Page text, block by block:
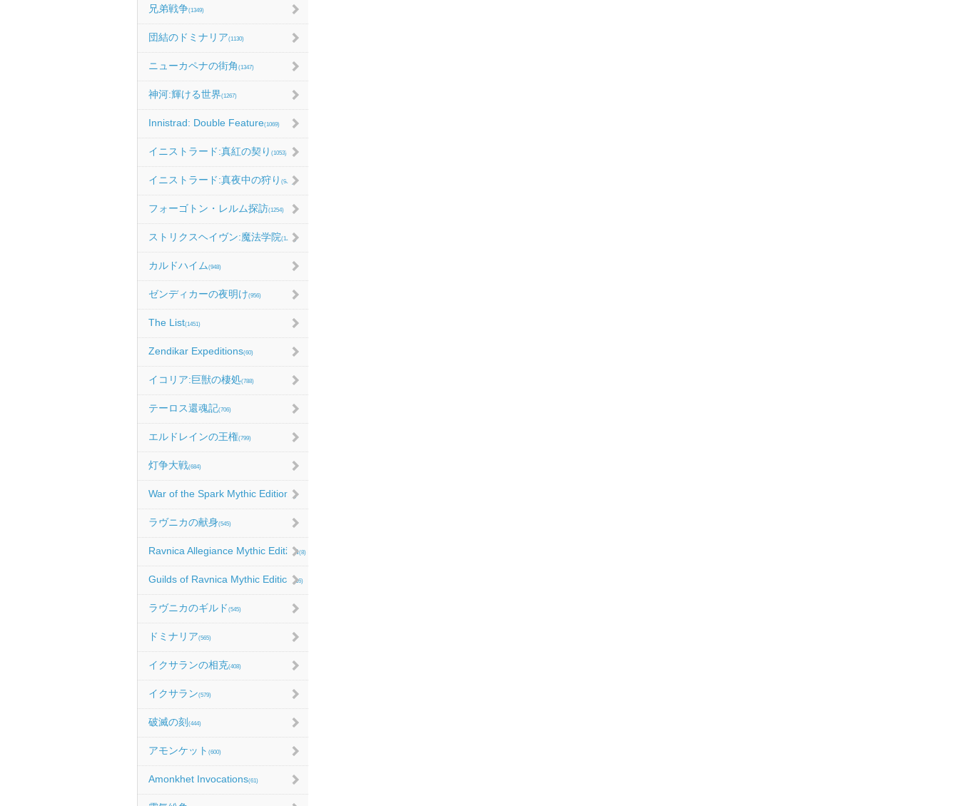
兄弟戦争(1349)
団結のドミナリア(1130)
ニューカペナの街角 (1347)
神河:輝ける世界(1267)
Innistrad: Double Feature(1069)
イニストラード:真紅の契り (1053)
イニストラード:真夜中の狩り (986)
フォーゴトン・レルム探訪(1254)
ストリクスヘイヴン:魔法学院(1214)
カルドハイム (948)
ゼンディカーの夜明け(956)
The List(1451)
Zendikar Expeditions(60)
イコリア:巨獣の棲処(788)
テーロス還魂記(706)
エルドレインの王権(799)
灯争大戦(684)
War of the Spark Mythic Edition (9)
ラヴニカの献身(545)
Ravnica Allegiance Mythic Edition(8)
Guilds of Ravnica Mythic Edition(16)
ラヴニカのギルド (545)
ドミナリア(565)
イクサランの相克(408)
イクサラン(579)
破滅の刻 (444)
アモンケット (600)
Amonkhet Invocations(61)